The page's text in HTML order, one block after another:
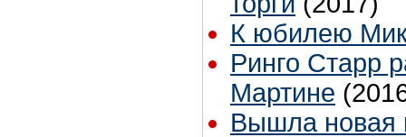
К юбилею
Ринго Старр
Мартине
Вышла новая